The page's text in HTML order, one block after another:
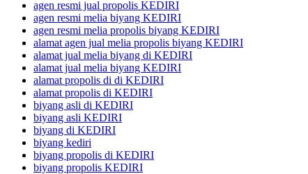
agen resmi jual propolis KEDIRI
agen resmi melia biyang KEDIRI
agen resmi melia propolis biyang KEDIRI
alamat agen jual melia propolis biyang KEDIRI
alamat jual melia biyang di KEDIRI
alamat jual melia biyang KEDIRI
alamat propolis di di KEDIRI
alamat propolis di KEDIRI
biyang asli di KEDIRI
biyang asli KEDIRI
biyang di KEDIRI
biyang kediri
biyang propolis di KEDIRI
biyang propolis KEDIRI